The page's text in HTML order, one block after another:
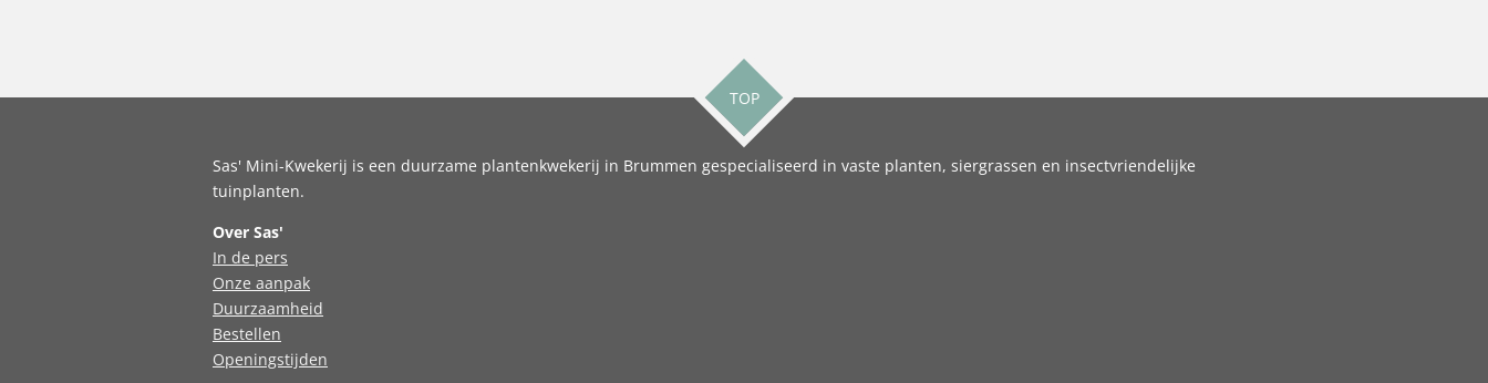
TOP
Sas' Mini-Kwekerij is een duurzame plantenkwekerij in Brummen gespecialiseerd in vaste planten, siergrassen en insectvriendelijke
tuinplanten.
Over Sas'
In de pers
Onze aanpak
Duurzaamheid
Bestellen
Openingstijden